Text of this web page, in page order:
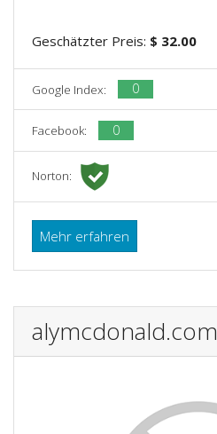
Geschätzter Preis: $ 32.00
Google Index: 0
Facebook: 0
Norton:
Mehr erfahren
alymcdonald.com